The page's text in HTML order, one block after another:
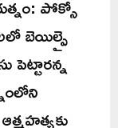
పోక్సో
బెయిల్పై
పెట్టారన్న